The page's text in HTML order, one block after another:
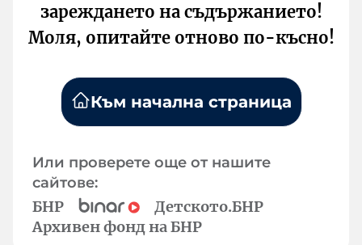
зареждането на съдържанието!
Моля, опитайте отново по-късно!
Към начална страница
Или проверете още от нашите
сайтове:
БНР
Детското.БНР
Архивен фонд на БНР